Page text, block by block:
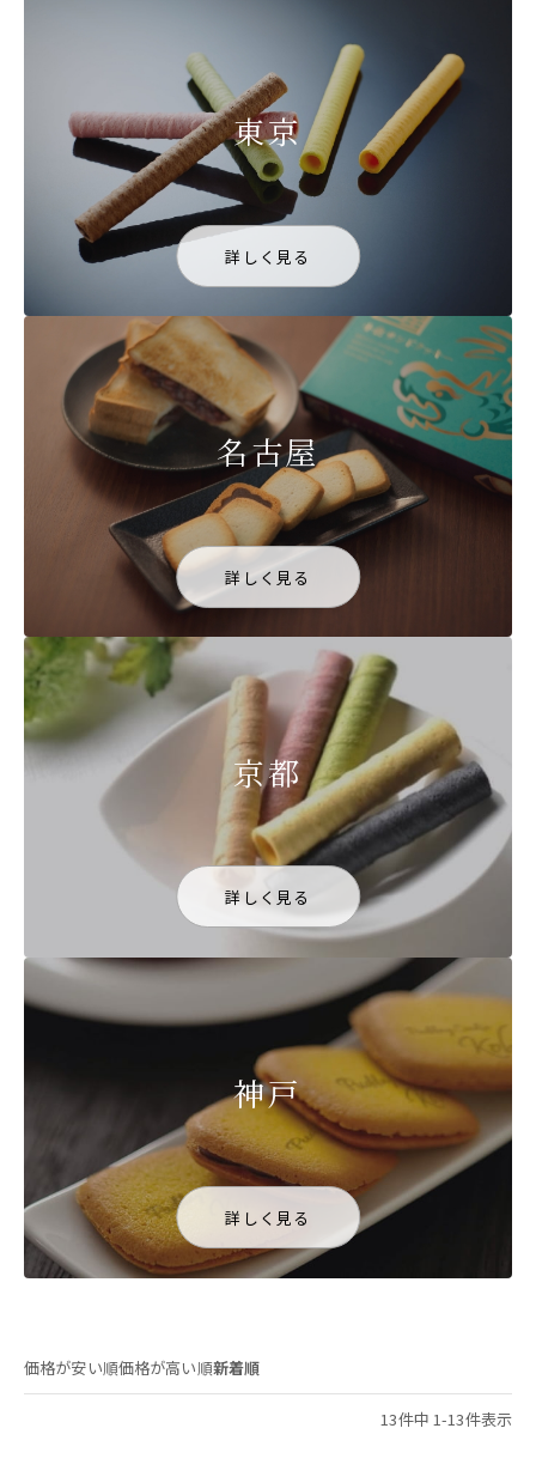
東京
詳しく見る
名古屋
詳しく見る
京都
詳しく見る
神戸
詳しく見る
価格が安い順価格が高い順新着順
13件中 1-13件表示